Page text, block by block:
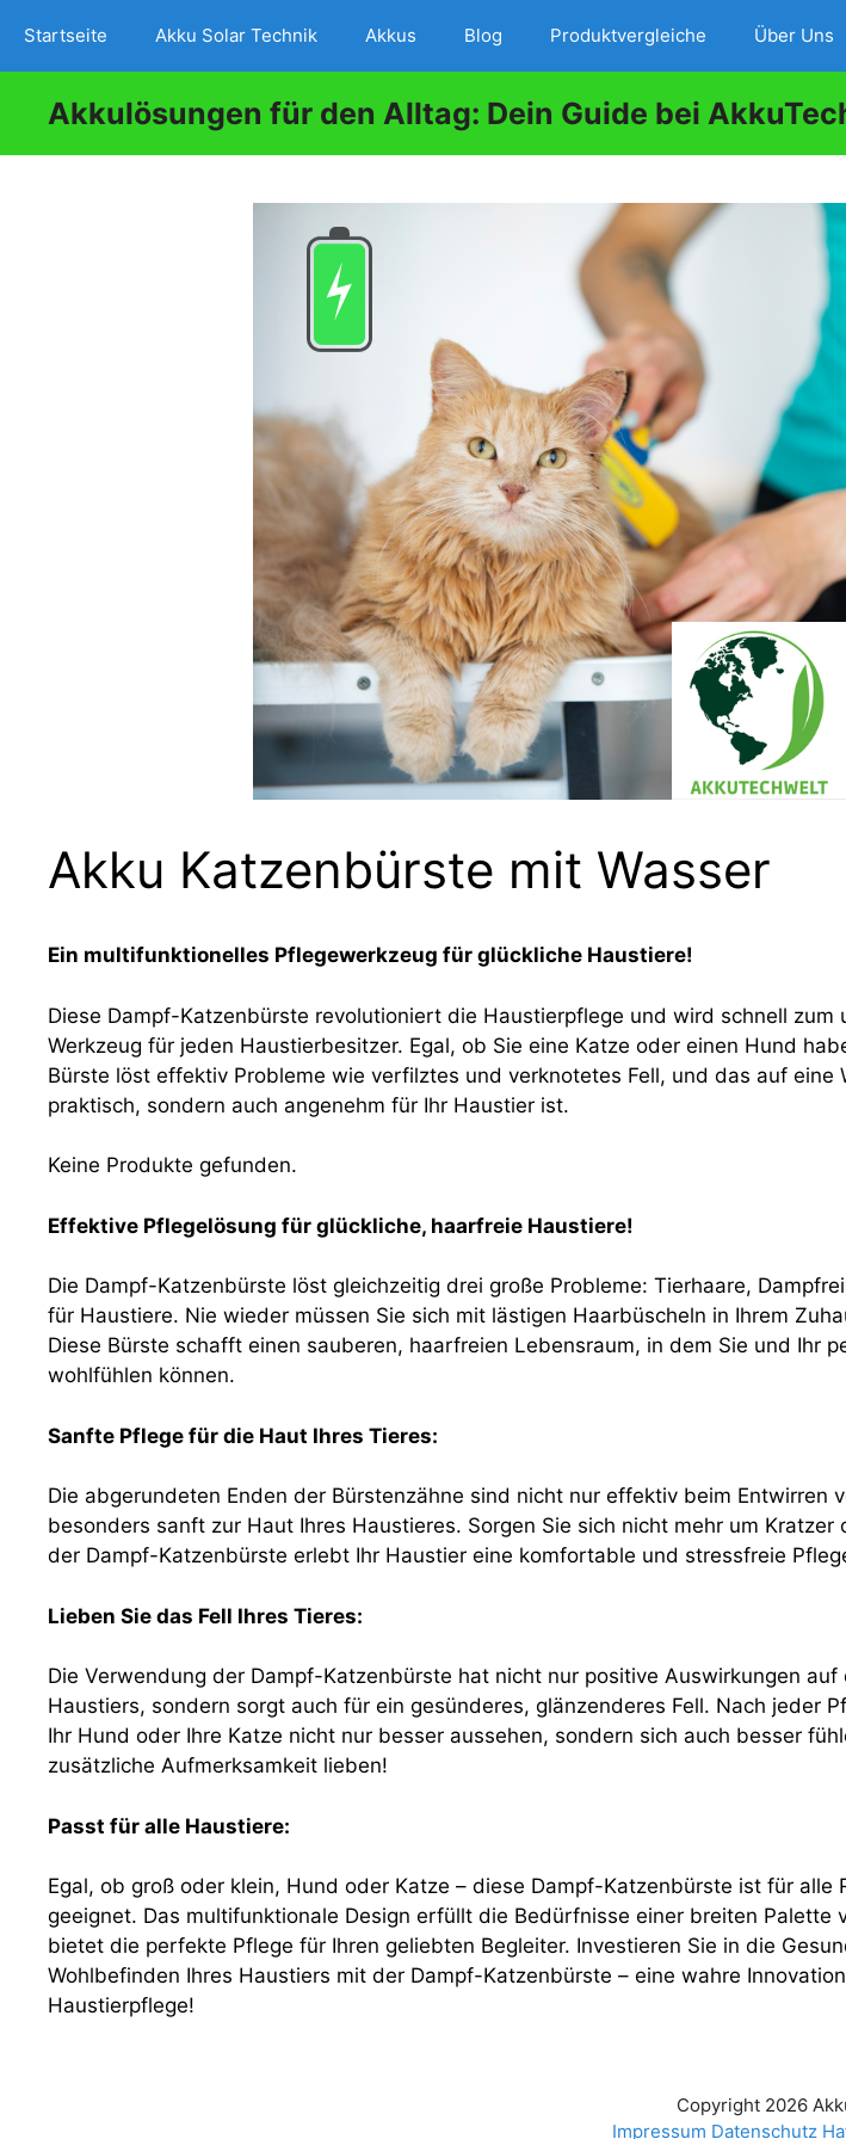
Inhalt
springen
Startseite Akku Solar Technik Akkus Blog Produktvergleiche Über Uns
Akkulösungen für den Alltag: Dein Guide bei
Akku Katzenbürste mit Wasser
Ein multifunktionelles Pflegewerkzeug für glückliche Haustiere!
Diese Dampf-Katzenbürste revolutioniert die Haustierpflege und wird schnell zum
Werkzeug für jeden Haustierbesitzer. Egal, ob Sie eine Katze oder einen Hund
Bürste löst effektiv Probleme wie verfilztes und verknotetes Fell, und das auf eine
praktisch, sondern auch angenehm für Ihr Haustier ist.
Keine Produkte gefunden.
Effektive Pflegelösung für glückliche, haarfreie Haustiere!
Die Dampf-Katzenbürste löst gleichzeitig drei große Probleme: Tierhaare,
für Haustiere. Nie wieder müssen Sie sich mit lästigen Haarbüscheln in Ihrem
Diese Bürste schafft einen sauberen, haarfreien Lebensraum, in dem Sie und Ihr
wohlfühlen können.
Sanfte Pflege für die Haut Ihres Tieres:
Die abgerundeten Enden der Bürstenzähne sind nicht nur effektiv beim Entwirren
besonders sanft zur Haut Ihres Haustieres. Sorgen Sie sich nicht mehr um Kratzer
der Dampf-Katzenbürste erlebt Ihr Haustier eine komfortable und stressfreie
Lieben Sie das Fell Ihres Tieres:
Die Verwendung der Dampf-Katzenbürste hat nicht nur positive Auswirkungen auf
Haustiers, sondern sorgt auch für ein gesünderes, glänzenderes Fell. Nach jeder
Ihr Hund oder Ihre Katze nicht nur besser aussehen, sondern sich auch besser
zusätzliche Aufmerksamkeit lieben!
Passt für alle Haustiere:
Egal, ob groß oder klein, Hund oder Katze – diese Dampf-Katzenbürste ist für alle
geeignet. Das multifunktionale Design erfüllt die Bedürfnisse einer breiten Palette
bietet die perfekte Pflege für Ihren geliebten Begleiter. Investieren Sie in die
Wohlbefinden Ihres Haustiers mit der Dampf-Katzenbürste – eine wahre
Haustierpflege!
Copyright 2026
Impressum Datenschutz